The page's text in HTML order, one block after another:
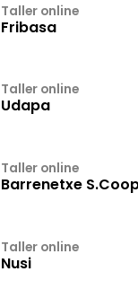
Taller online
Fribasa
Taller online
Udapa
Taller online
Barrenetxe
Taller online
Nusi